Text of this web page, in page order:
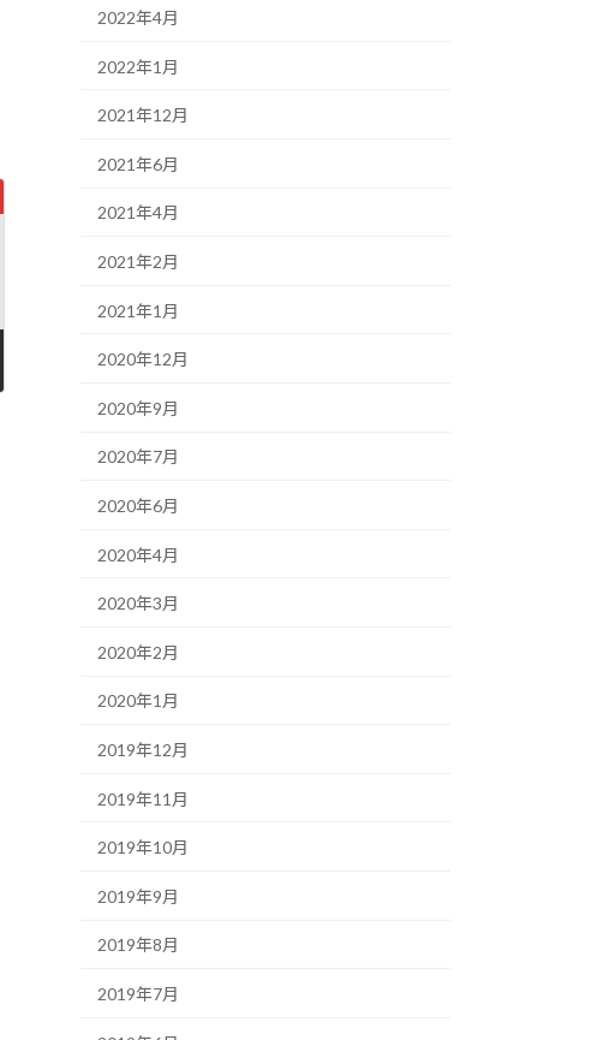
2022年4月
2022年1月
2021年12月
2021年6月
2021年4月
2021年2月
2021年1月
2020年12月
2020年9月
2020年7月
2020年6月
2020年4月
2020年3月
2020年2月
2020年1月
2019年12月
2019年11月
2019年10月
2019年9月
2019年8月
2019年7月